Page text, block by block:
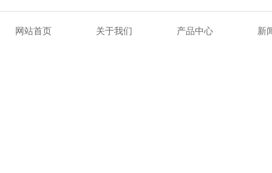
网站首页 关于我们 产品中心 新